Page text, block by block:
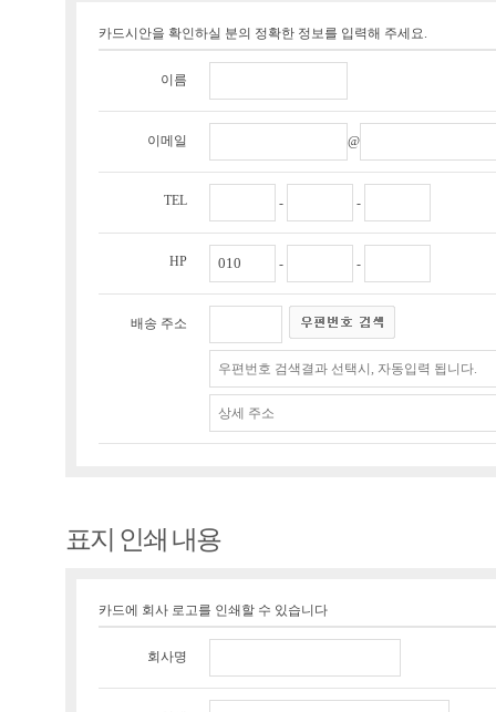
카드시안을 확인하실 분의 정확한 정보를 입력해 주세요.
이름
이메일 @
TEL - -
HP - -
배송 주소
표지 인쇄 내용
카드에 회사 로고를 인쇄할 수 있습니다
회사명